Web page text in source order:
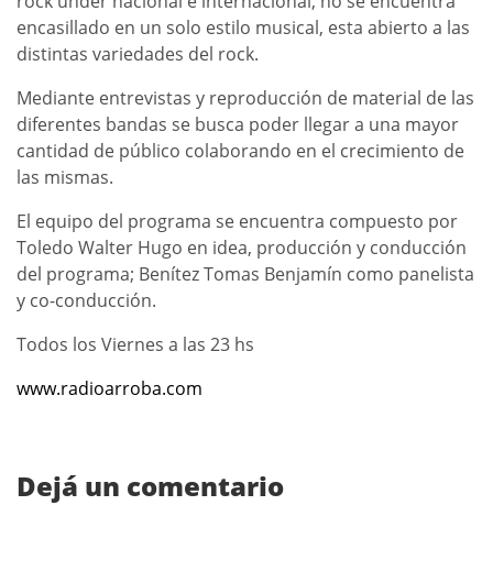
encasillado en un solo estilo musical, esta abierto a las
distintas variedades del rock.
Mediante entrevistas y reproducción de material de las
diferentes bandas se busca poder llegar a una mayor
cantidad de público colaborando en el crecimiento de
las mismas.
El equipo del programa se encuentra compuesto por
Toledo Walter Hugo en idea, producción y conducción
del programa; Benítez Tomas Benjamín como panelista
y co-conducción.
Todos los Viernes a las 23 hs
www.radioarroba.com
Dejá un comentario